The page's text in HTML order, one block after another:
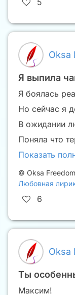
Oksa
Я выпила
Я боялась
Но сейчас я
В ожидании
Поняла что
Показать
© Oksa Freedom
Любовная
6
Oksa
Ты
Максим!